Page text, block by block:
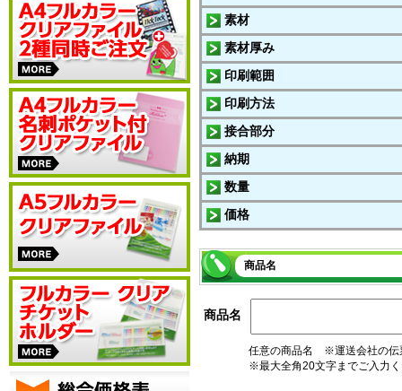
素材
素材厚み
印刷範囲
印刷方法
接合部分
納期
数量
価格
商品名
商品名
任意の商品名 ※運送会社の伝
※最大全角20文字までご入力